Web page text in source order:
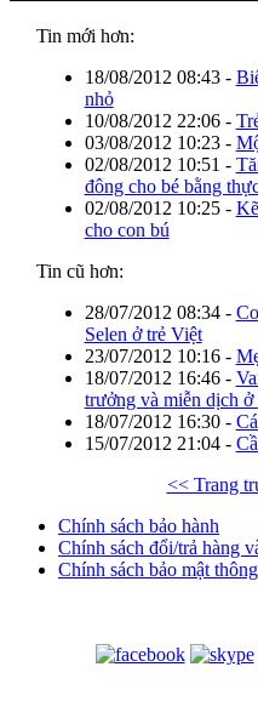
Tin mới hơn:
18/08/2012 08:43-
nhỏ
10/08/2012 22:06-
03/08/2012 10:23-
02/08/2012 10:51 -
đông cho bé bằng
02/08/2012 10:25-
cho con bú
Tin cũ hơn:
28/07/2012 08:34-
Selen ở trẻ Việt
23/07/2012 10:16-
18/07/2012 16:46-
trưởng và miễn dịch ở
18/07/2012 16:30-
15/07/2012 21:04-
<< Trang
Chính sách bảo hành
Chính sách đổi/trả hàng
Chính sách bảo mật